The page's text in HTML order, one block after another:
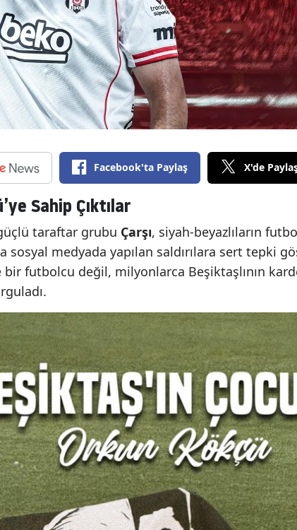
Facebook'ta Paylaş X'de
Sahip Çıktılar
taraftar grubu Çarşı, siyah-beyazlıların
sosyal medyada yapılan saldırılara sert tepki
bir futbolcu değil, milyonlarca Beşiktaşlının